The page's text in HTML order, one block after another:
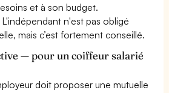
et à son budget.
L'indépendant n'est pas obligé
mais c’est fortement conseillé.
— pour un coiffeur salarié
doit proposer une mutuelle